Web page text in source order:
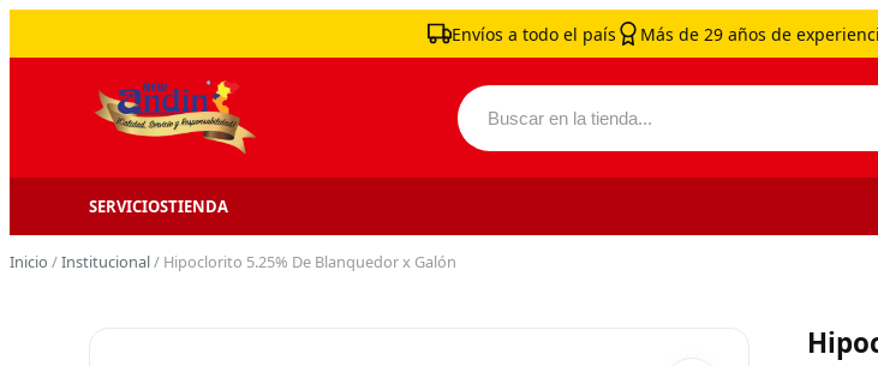
Envíos a todo el país Más de 29 años de
Buscar por:
SERVICIOSTIENDA
Inicio /Institucional/ Hipoclorito 5.25% De Blanquedor x Galón